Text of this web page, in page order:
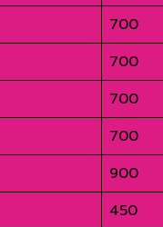
700
700
700
700
900
450